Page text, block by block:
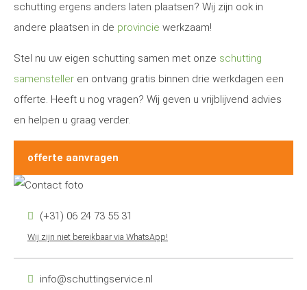
schutting ergens anders laten plaatsen? Wij zijn ook in
andere plaatsen in de provincie werkzaam!
Stel nu uw eigen schutting samen met onze schutting
samensteller en ontvang gratis binnen drie werkdagen een
offerte. Heeft u nog vragen? Wij geven u vrijblijvend advies
en helpen u graag verder.
offerte aanvragen
(+31) 06 24 73 55 31
Wij zijn niet bereikbaar via WhatsApp!
info@schuttingservice.nl